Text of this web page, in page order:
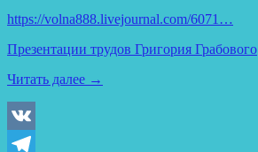
https://volna888.livejournal.com/6071…
Презентации трудов Григория Грабового
Читать далее →
VK